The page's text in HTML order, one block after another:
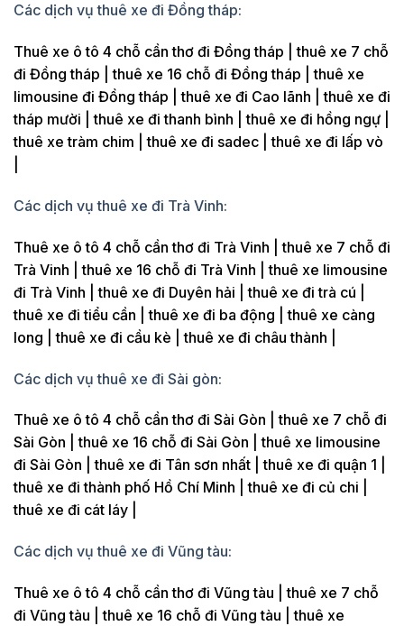
Các dịch vụ thuê xe đi Đồng tháp:
Thuê xe ô tô 4 chỗ cần thơ đi Đồng tháp | thuê xe 7 chỗ
đi Đồng tháp | thuê xe 16 chỗ đi Đồng tháp | thuê xe
limousine đi Đồng tháp | thuê xe đi Cao lãnh | thuê xe đi
tháp mười | thuê xe đi thanh bình | thuê xe đi hồng ngự |
thuê xe tràm chim | thuê xe đi sadec | thuê xe đi lấp vò
Các dịch vụ thuê xe đi Trà Vinh:
Thuê xe ô tô 4 chỗ cần thơ đi Trà Vinh | thuê xe 7 chỗ đi
Trà Vinh | thuê xe 16 chỗ đi Trà Vinh | thuê xe limousine
đi Trà Vinh | thuê xe đi Duyên hải | thuê xe đi trà cú |
thuê xe đi tiểu cần | thuê xe đi ba động | thuê xe càng
long | thuê xe đi cầu kè | thuê xe đi châu thành |
Các dịch vụ thuê xe đi Sài gòn:
Thuê xe ô tô 4 chỗ cần thơ đi Sài Gòn | thuê xe 7 chỗ đi
Sài Gòn | thuê xe 16 chỗ đi Sài Gòn | thuê xe limousine
đi Sài Gòn | thuê xe đi Tân sơn nhất | thuê xe đi quận 1 |
thuê xe đi thành phố Hồ Chí Minh | thuê xe đi củ chi |
thuê xe đi cát láy |
Các dịch vụ thuê xe đi Vũng tàu:
Thuê xe ô tô 4 chỗ cần thơ đi Vũng tàu | thuê xe 7 chỗ
đi Vũng tàu | thuê xe 16 chỗ đi Vũng tàu | thuê xe